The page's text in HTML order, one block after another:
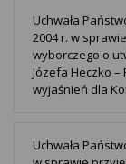
Uchwała
2004 r. w
wyborczego o
Józefa Heczko
wyjaśnień dla
Uchwała